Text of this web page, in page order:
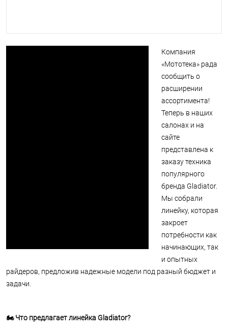
Компания
«Мототека» рада
сообщить о
расширении
ассортимента!
Теперь в наших
салонах и на
сайте
представлена к
заказу техника
популярного
бренда Gladiator.
Мы собрали
линейку, которая
закроет
потребности как
начинающих, так
и опытных
райдеров, предложив надежные модели под разный бюджет и
задачи.
🏍 Что предлагает линейка Gladiator?